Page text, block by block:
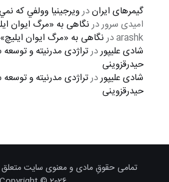
گیمرهای ایراندرويرجينيا وولفي كه
امیدی سروردرنگاهی به «مرگ ايوان
arashkدرنگاهی به «مرگ ايوان
شادی علیپوردرتراژدی مدرنیته و
حیدرقزوینی
شادی علیپوردرتراژدی مدرنیته و
حیدرقزوینی
تمامی حقوقِ مادی و معنوی سایت